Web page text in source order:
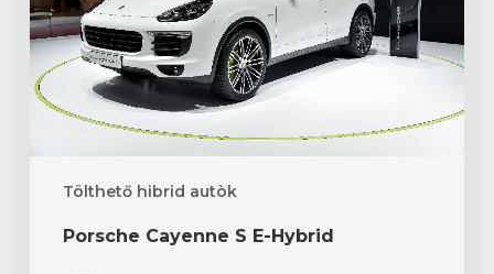
Tölthető hibrid autòk
Porsche Cayenne S E-Hybrid